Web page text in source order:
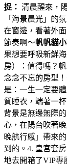
捉： 清晨醒來，
「海景晨光」的
在窗邊，看著外
節奏啊～帆帆貓小
果想要呼吸新鮮
房）：值得嗎？
念念不忘的房型
是：一生一定要
質睡衣，端著一
背景是無邊無際
心，在陽台吹著
晚航行感」帶來
到的。4. 皇宮套
地去開箱了VIP專